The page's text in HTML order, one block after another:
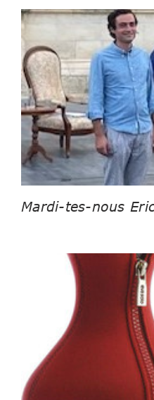
Mardi-tes-nous